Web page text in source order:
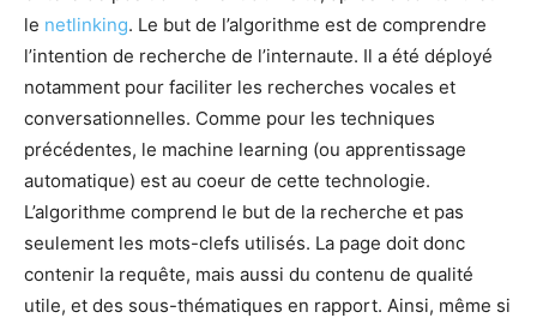
le netlinking. Le but de l’algorithme est de comprendre
l’intention de recherche de l’internaute. Il a été déployé
notamment pour faciliter les recherches vocales et
conversationnelles. Comme pour les techniques
précédentes, le machine learning (ou apprentissage
automatique) est au coeur de cette technologie.
L’algorithme comprend le but de la recherche et pas
seulement les mots-clefs utilisés. La page doit donc
contenir la requête, mais aussi du contenu de qualité
utile, et des sous-thématiques en rapport. Ainsi, même si